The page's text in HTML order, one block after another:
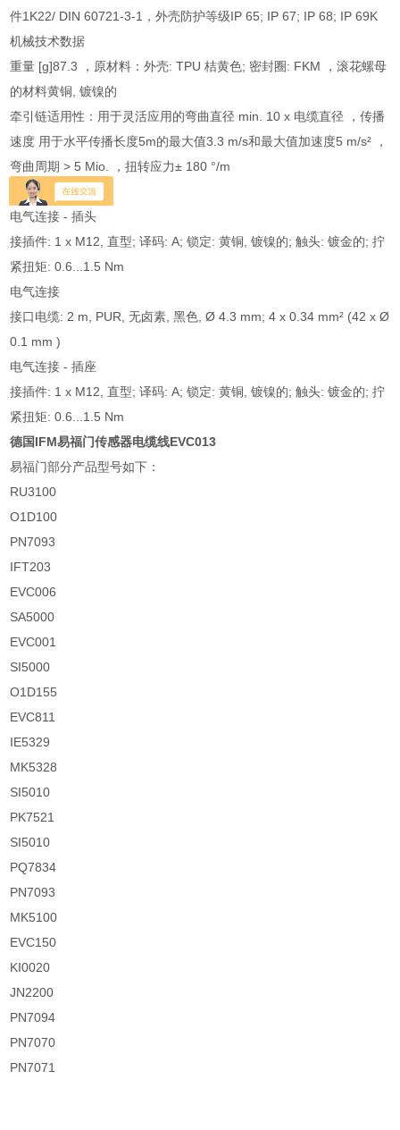
件1K22/ DIN 60721-3-1，外壳防护等级IP 65; IP 67; IP 68; IP 69K
机械技术数据
重量 [g]87.3 ，原材料：外壳: TPU 桔黄色; 密封圈: FKM ，滚花螺母
的材料黄铜, 镀镍的
牵引链适用性：用于灵活应用的弯曲直径 min. 10 x 电缆直径 ，传播
速度 用于水平传播长度5m的最大值3.3 m/s和最大值加速度5 m/s² ，
弯曲周期 > 5 Mio. ，扭转应力± 180 °/m
包装单位1 件
电气连接 - 插头
接插件: 1 x M12, 直型; 译码: A; 锁定: 黄铜, 镀镍的; 触头: 镀金的; 拧
紧扭矩: 0.6...1.5 Nm
电气连接
接口电缆: 2 m, PUR, 无卤素, 黑色, Ø 4.3 mm; 4 x 0.34 mm² (42 x Ø
0.1 mm )
电气连接 - 插座
接插件: 1 x M12, 直型; 译码: A; 锁定: 黄铜, 镀镍的; 触头: 镀金的; 拧
紧扭矩: 0.6...1.5 Nm
德国IFM易福门传感器电缆线EVC013
易福门部分产品型号如下：
RU3100
O1D100
PN7093
IFT203
EVC006
SA5000
EVC001
SI5000
O1D155
EVC811
IE5329
MK5328
SI5010
PK7521
SI5010
PQ7834
PN7093
MK5100
EVC150
KI0020
JN2200
PN7094
PN7070
PN7071